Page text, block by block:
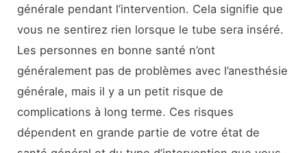
générale pendant l’intervention. Cela signifie que
vous ne sentirez rien lorsque le tube sera inséré.
Les personnes en bonne santé n’ont
généralement pas de problèmes avec l’anesthésie
générale, mais il y a un petit risque de
complications à long terme. Ces risques
dépendent en grande partie de votre état de